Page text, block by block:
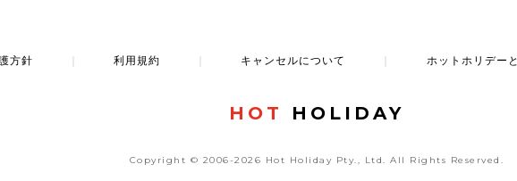
方針 利用規約 キャンセルについて ホットホリデー
HOT HOLIDAY
Copyright © 2006-2026 Hot Holiday Pty., Ltd.All Rights Reserved.